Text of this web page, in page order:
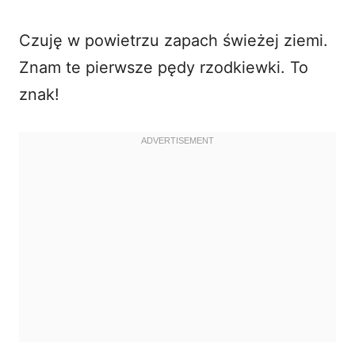
e
Czuję w powietrzu zapach świeżej ziemi.
Znam te pierwsze pędy rzodkiewki. To
znak!